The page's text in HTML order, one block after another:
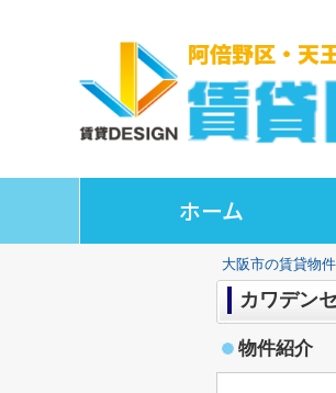
ホーム
大阪市の賃貸物
カワデン
物件紹介